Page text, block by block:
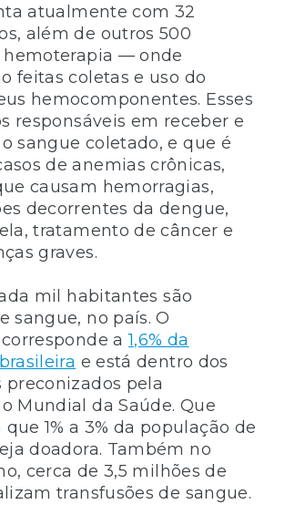
atualmente com 32
além de outros 500
hemoterapia — onde
feitas coletas e uso do
hemocomponentes. Esses
responsáveis em receber e
sangue coletado, e que é
de anemias crônicas,
causam hemorragias,
decorrentes da dengue,
tratamento de câncer e
graves.
mil habitantes são
sangue, no país. O
a1,6% da
e está dentro dos
preconizados pela
Mundial da Saúde. Que
1% a 3% da população de
doadora. Também no
cerca de 3,5 milhões de
transfusões de sangue.